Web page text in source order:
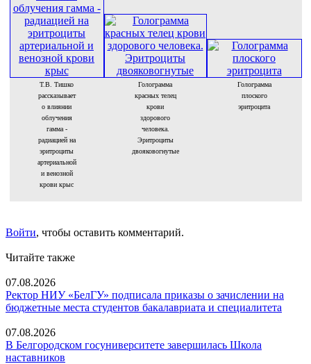
Т.В. Тишко
рассказывает
о влиянии
облучения
гамма -
радиацией на
эритроциты
артериальной
и венозной
крови крыс
Голограмма
красных телец
крови
здорового
человека.
Эритроциты
двояковогнутые
Голограмма
плоского
эритроцита
Войти, чтобы оставить комментарий.
Читайте также
07.08.2026
Ректор НИУ «БелГУ» подписала приказы о зачислении на
бюджетные места студентов бакалавриата и специалитета
07.08.2026
В Белгородском госуниверситете завершилась Школа
наставников